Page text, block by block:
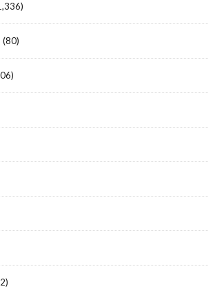
(80)